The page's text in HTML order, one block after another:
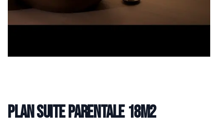
Plan suite parentale 18m2